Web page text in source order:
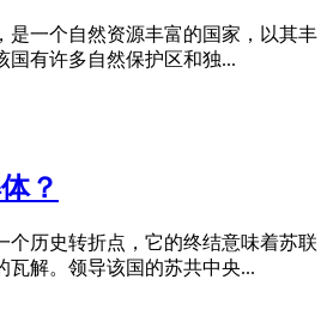
是一个自然资源丰富的国家，以其丰
国有许多自然保护区和独...
？
个历史转折点，它的终结意味着苏联
瓦解。领导该国的苏共中央...